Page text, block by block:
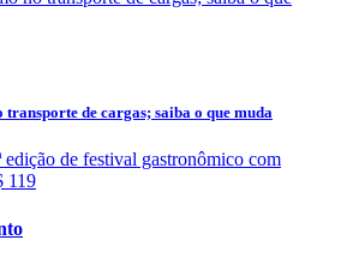
de cargas; saiba o que muda